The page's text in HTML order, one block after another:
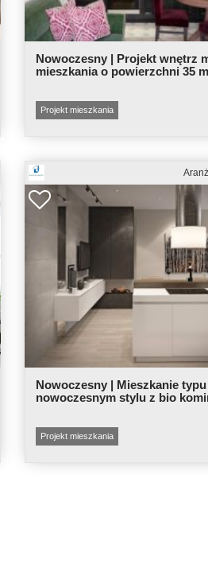
Nowoczesny | Projekt wnętrz
mieszkania o powierzchni 35
Projekt mieszkania
Nowoczesny | Mieszkanie
nowoczesnym stylu z bio
Projekt mieszkania